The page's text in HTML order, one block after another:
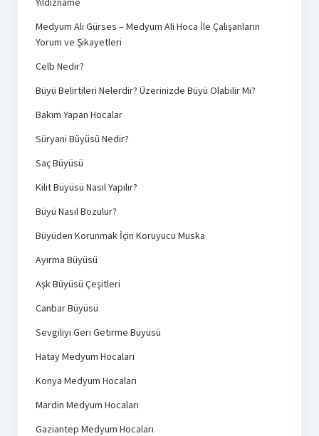
Medyum Ali Gürses – Medyum Ali Hoca İle Çalışanların
Yorum ve Şikayetleri
Celb Nedir?
Büyü Belirtileri Nelerdir? Üzerinizde Büyü Olabilir Mi?
Bakım Yapan Hocalar
Süryani Büyüsü Nedir?
Saç Büyüsü
Kilit Büyüsü Nasıl Yapılır?
Büyü Nasıl Bozulur?
Büyüden Korunmak İçin Koruyucu Muska
Ayırma Büyüsü
Aşk Büyüsü Çeşitleri
Canbar Büyüsü
Sevgiliyi Geri Getirme Büyüsü
Hatay Medyum Hocaları
Konya Medyum Hocaları
Mardin Medyum Hocaları
Gaziantep Medyum Hocaları